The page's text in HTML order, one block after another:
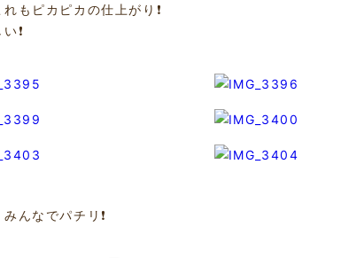
れもピカピカの仕上がり❗️
❗️
んなでパチリ❗️